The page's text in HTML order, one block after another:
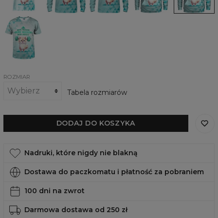
Passion
shirt
More
Passion
ROZMIAR
Tabela rozmiarów
DODAJ DO KOSZYKA
Nadruki, które nigdy nie blakną
Dostawa do paczkomatu i płatność za pobraniem
100 dni na zwrot
Darmowa dostawa od 250 zł